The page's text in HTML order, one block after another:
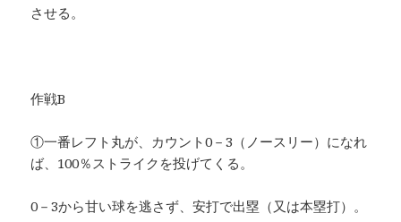
させる。
作戦B
①一番レフト丸が、カウント0－3（ノースリー）になれ
ば、100％ストライクを投げてくる。
0－3から甘い球を逃さず、安打で出塁（又は本塁打）。